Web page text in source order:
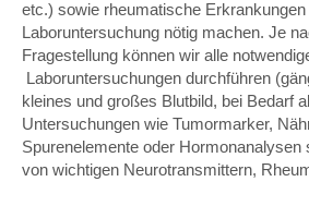
etc.) sowie rheumatische
Laboruntersuchung nötig machen. Je
Fragestellung können wir alle
Laboruntersuchungen durchführen
kleines und großes Blutbild, bei Bedarf
Untersuchungen wie Tumormarker,
Spurenelemente oder Hormonanalysen
von wichtigen Neurotransmittern,